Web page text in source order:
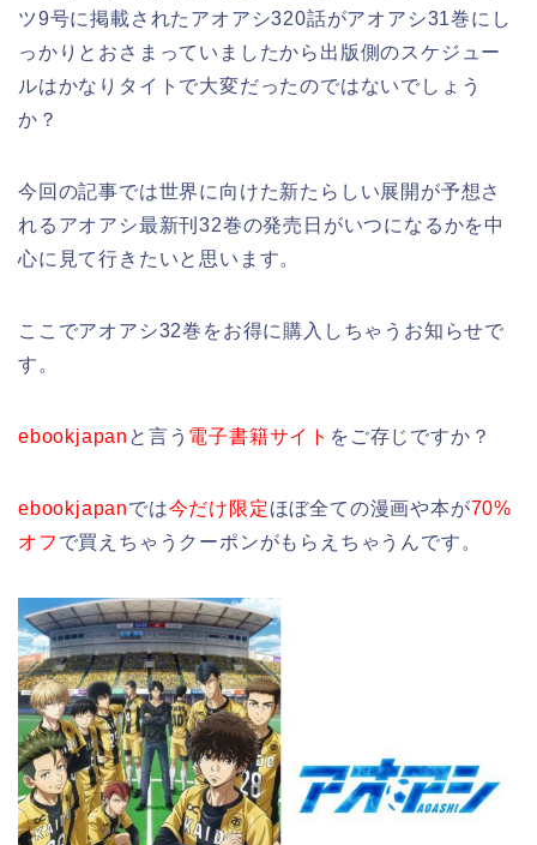
ツ9号に掲載されたアオアシ320話がアオアシ31巻にし
っかりとおさまっていましたから出版側のスケジュー
ルはかなりタイトで大変だったのではないでしょう
か？
今回の記事では世界に向けた新たらしい展開が予想さ
れるアオアシ最新刊32巻の発売日がいつになるかを中
心に見て行きたいと思います。
ここでアオアシ32巻をお得に購入しちゃうお知らせで
す。
ebookjapan と言う 電子書籍サイト をご存じですか？
ebookjapanでは今だけ限定ほぼ全ての漫画や本が70%
オフ で買えちゃうクーポンがもらえちゃうんです。